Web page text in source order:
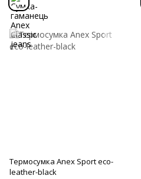
Термосумка Anex Sport eco-
leather-black